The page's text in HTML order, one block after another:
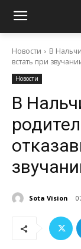
Новости
В
встать при
Новости
В
Sota Vision